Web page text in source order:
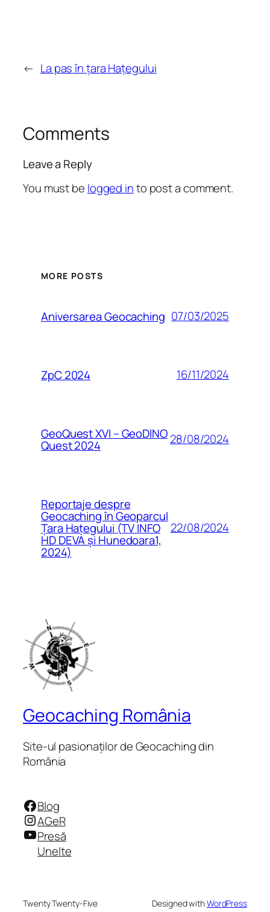
← La pas în țara Hațegului
Comments
Leave a Reply
You must be logged into post a comment.
MORE POSTS
Aniversarea Geocaching 07/03/2025
ZpC 2024 16/11/2024
GeoQuest XVI – GeoDINO
Quest 2024 28/08/2024
Reportaje despre
Geocaching în Geoparcul
Țara Hațegului (TV INFO
HD DEVA și Hunedoara1,
2024)
22/08/2024
Geocaching România
Site-ul pasionaților de Geocaching din
România
Facebook
Instagram
YouTube
Blog
AGeR
Presă
Unelte
Twenty Twenty-Five Designed withWordPress